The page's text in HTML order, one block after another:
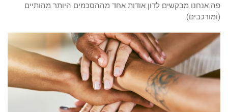
פה אנחנו מבקשים לדון אודות אחד מההסכמים היותר מהותיים
(ומורכבים)